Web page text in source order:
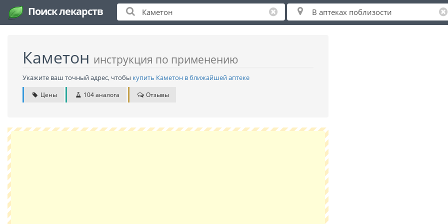
Поиск лекарств
Каметон инструкция по применению
Укажите ваш точный адрес, чтобы купить Каметон в ближайшей аптеке
Цены 104 аналога Отзывы